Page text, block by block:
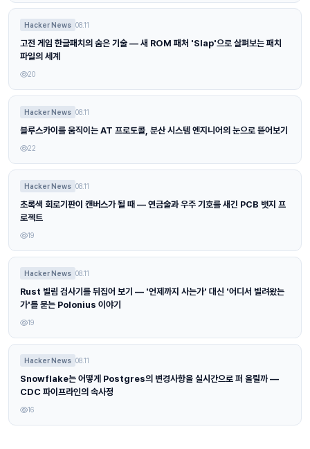
Hacker News 08.11
고전 게임 한글패치의 숨은 기술 — 새 ROM 패처 'Slap'으로 살펴보는 패치
파일의 세계
20
Hacker News 08.11
블루스카이를 움직이는 AT 프로토콜, 분산 시스템 엔지니어의 눈으로 뜯어보기
22
Hacker News 08.11
초록색 회로기판이 캔버스가 될 때 — 연금술과 우주 기호를 새긴 PCB 뱃지 프
로젝트
19
Hacker News 08.11
Rust 빌림 검사기를 뒤집어 보기 — '언제까지 사는가' 대신 '어디서 빌려왔는
가'를 묻는 Polonius 이야기
19
Hacker News 08.11
Snowflake는 어떻게 Postgres의 변경사항을 실시간으로 퍼 올릴까 —
CDC 파이프라인의 속사정
16